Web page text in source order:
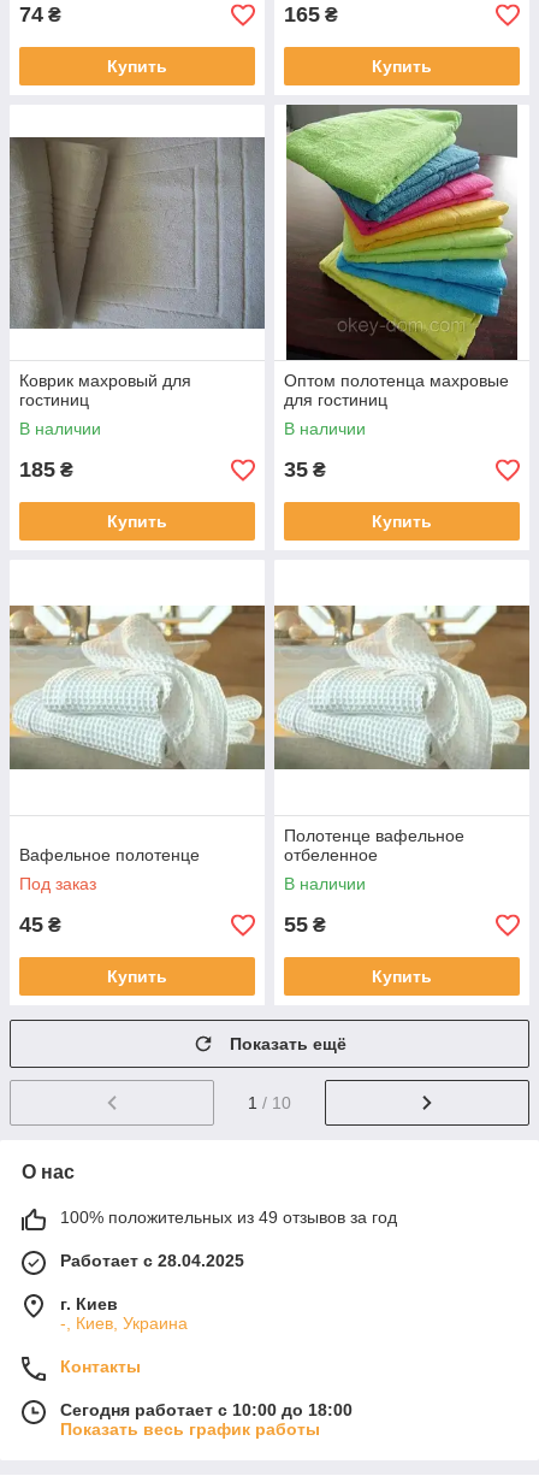
74 ₴
Купить
165 ₴
Купить
Коврик махровый для
гостиниц
В наличии
185 ₴
Купить
Оптом полотенца махровые
для гостиниц
В наличии
35 ₴
Купить
Вафельное полотенце
Под заказ
45 ₴
Купить
Полотенце вафельное
отбеленное
В наличии
55 ₴
Купить
Показать ещё
1 / 10
О нас
100% положительных из 49 отзывов за год
Работает с 28.04.2025
г. Киев
-, Киев, Украина
Контакты
Сегодня работает с 10:00 до 18:00
Показать весь график работы